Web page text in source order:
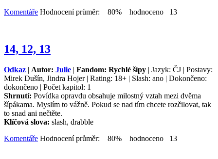
Komentáře Hodnocení průměr: 80% hodnoceno 13
14, 12, 13
Odkaz | Autor: Julie | Fandom: Rychlé šípy | Jazyk: ČJ | Postavy:
Mirek Dušín, Jindra Hojer | Rating: 18+ | Slash: ano | Dokončeno:
dokončeno | Počet kapitol: 1
Shrnutí: Povídka opravdu obsahuje milostný vztah mezi dvěma
šípákama. Myslím to vážně. Pokud se nad tím chcete rozčilovat, tak
to snad ani nečtěte.
Klíčová slova: slash, drabble
Komentáře Hodnocení průměr: 80% hodnoceno 13